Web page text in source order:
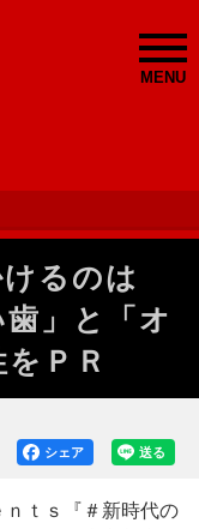
MENU
るのは
」と「オ
ＰＲ
送る
シェア
ｔｓ『＃新時代の